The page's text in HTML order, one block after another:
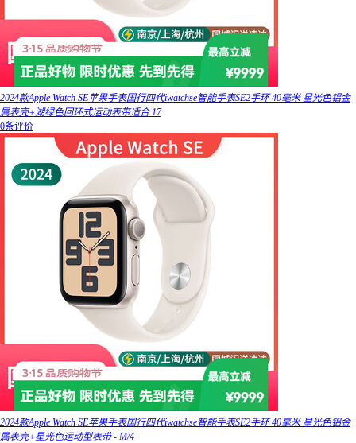
2024款Apple Watch SE苹果手表国行四代iwatchse智能手表SE2手环 40毫米 星光色铝金
属表壳+湖绿色回环式运动表带适合 17
0条评价
2024款Apple Watch SE苹果手表国行四代iwatchse智能手表SE2手环 40毫米 星光色铝金
属表壳+星光色运动型表带 - M/4